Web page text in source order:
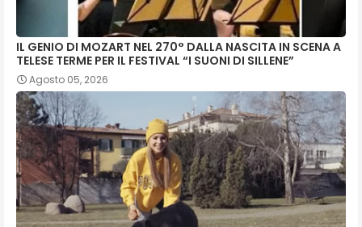
IL GENIO DI MOZART NEL 270° DALLA NASCITA IN SCENA A
TELESE TERME PER IL FESTIVAL “I SUONI DI SILLENE”
Agosto 05, 2026